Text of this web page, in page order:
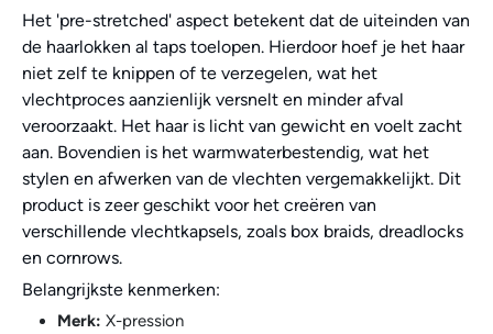
Het 'pre-stretched' aspect betekent dat de uiteinden van
de haarlokken al taps toelopen. Hierdoor hoef je het haar
niet zelf te knippen of te verzegelen, wat het
vlechtproces aanzienlijk versnelt en minder afval
veroorzaakt. Het haar is licht van gewicht en voelt zacht
aan. Bovendien is het warmwaterbestendig, wat het
stylen en afwerken van de vlechten vergemakkelijkt. Dit
product is zeer geschikt voor het creëren van
verschillende vlechtkapsels, zoals box braids, dreadlocks
en cornrows.
Belangrijkste kenmerken:
Merk: X-pression